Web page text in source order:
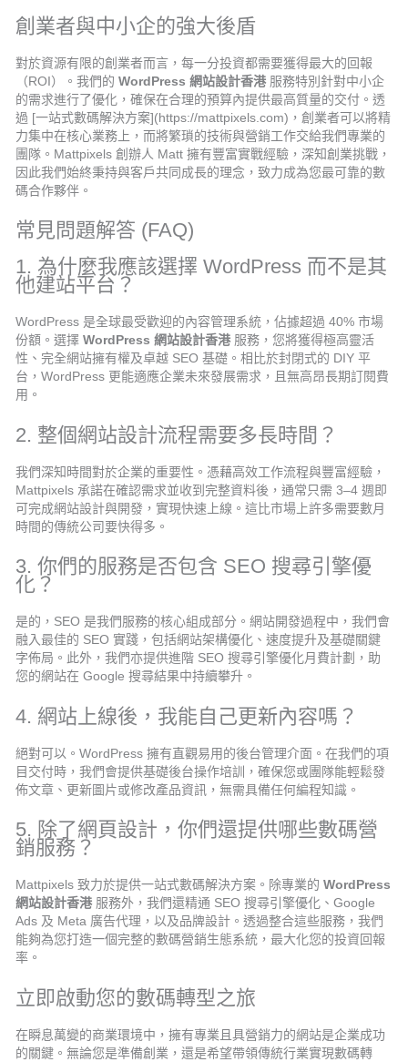
創業者與中小企的強大後盾
對於資源有限的創業者而言，每一分投資都需要獲得最大的回報
（ROI）。我們的WordPress 網站設計香港服務特別針對中小企
的需求進行了優化，確保在合理的預算內提供最高質量的交付。透
過 [一站式數碼解決方案](https://mattpixels.com)，創業者可以將精
力集中在核心業務上，而將繁瑣的技術與營銷工作交給我們專業的
團隊。Mattpixels 創辦人 Matt 擁有豐富實戰經驗，深知創業挑戰，
因此我們始終秉持與客戶共同成長的理念，致力成為您最可靠的數
碼合作夥伴。
常見問題解答 (FAQ)
1. 為什麼我應該選擇 WordPress 而不是其
他建站平台？
WordPress 是全球最受歡迎的內容管理系統，佔據超過 40% 市場
份額。選擇WordPress 網站設計香港服務，您將獲得極高靈活
性、完全網站擁有權及卓越 SEO 基礎。相比於封閉式的 DIY 平
台，WordPress 更能適應企業未來發展需求，且無高昂長期訂閱費
用。
2. 整個網站設計流程需要多長時間？
我們深知時間對於企業的重要性。憑藉高效工作流程與豐富經驗，
Mattpixels 承諾在確認需求並收到完整資料後，通常只需 3–4 週即
可完成網站設計與開發，實現快速上線。這比市場上許多需要數月
時間的傳統公司要快得多。
3. 你們的服務是否包含 SEO 搜尋引擎優
化？
是的，SEO 是我們服務的核心組成部分。網站開發過程中，我們會
融入最佳的 SEO 實踐，包括網站架構優化、速度提升及基礎關鍵
字佈局。此外，我們亦提供進階 SEO 搜尋引擎優化月費計劃，助
您的網站在 Google 搜尋結果中持續攀升。
4. 網站上線後，我能自己更新內容嗎？
絕對可以。WordPress 擁有直觀易用的後台管理介面。在我們的項
目交付時，我們會提供基礎後台操作培訓，確保您或團隊能輕鬆發
佈文章、更新圖片或修改產品資訊，無需具備任何編程知識。
5. 除了網頁設計，你們還提供哪些數碼營
銷服務？
Mattpixels 致力於提供一站式數碼解決方案。除專業的WordPress
網站設計香港服務外，我們還精通 SEO 搜尋引擎優化、Google
Ads 及 Meta 廣告代理，以及品牌設計。透過整合這些服務，我們
能夠為您打造一個完整的數碼營銷生態系統，最大化您的投資回報
率。
立即啟動您的數碼轉型之旅
在瞬息萬變的商業環境中，擁有專業且具營銷力的網站是企業成功
的關鍵。無論您是準備創業，還是希望帶領傳統行業實現數碼轉